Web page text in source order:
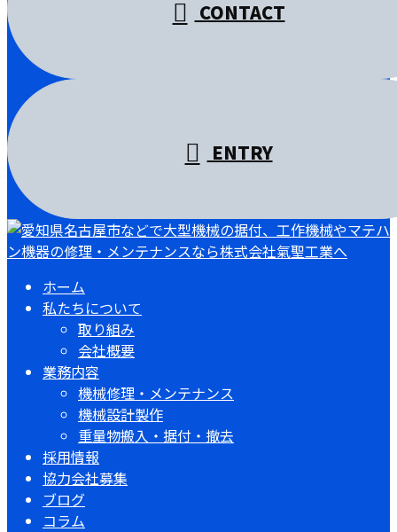
CONTACT
ENTRY
ホーム
私たちについて
取り組み
会社概要
業務内容
機械修理・メンテナンス
機械設計製作
重量物搬入・据付・撤去
採用情報
協力会社募集
ブログ
コラム